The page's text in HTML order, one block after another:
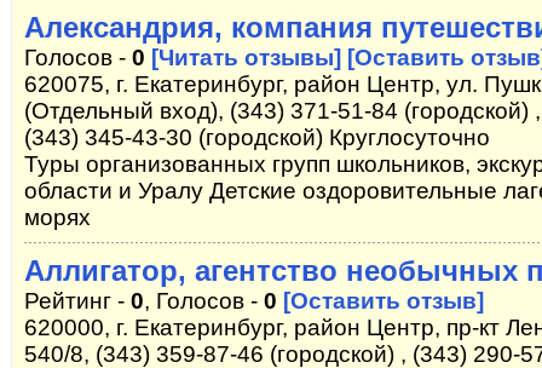
Александрия, компания
Голосов - 0 [Читать отзывы] [Оставить
620075, г. Екатеринбург, район Центр, ул.
(Отдельный вход), (343) 371-51-84 (городской)
(343) 345-43-30 (городской) Круглосуточно
Туры организованных групп школьников,
области и Уралу Детские оздоровительные
морях
Аллигатор, агентство необычных
Рейтинг - 0, Голосов - 0 [Оставить отзыв]
620000, г. Екатеринбург, район Центр, пр-кт
540/8, (343) 359-87-46 (городской) , (343) 290-